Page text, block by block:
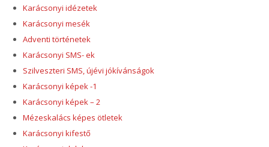
Karácsonyi idézetek
Karácsonyi mesék
Adventi történetek
Karácsonyi SMS- ek
Szilveszteri SMS, újévi jókívánságok
Karácsonyi képek -1
Karácsonyi képek – 2
Mézeskalács képes ötletek
Karácsonyi kifestő